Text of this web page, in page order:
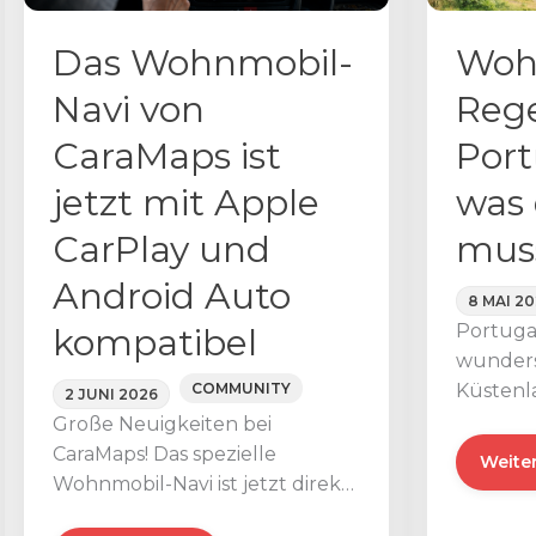
zu
und
Ozean
Das Wohnmobil-
Navi von
CaraMaps ist
jetzt mit Apple
CarPlay und
Android Auto
kompatibel
2 JUNI 2026 COMMUNITY
Große Neuigkeiten bei
CaraMaps! Das spezielle
Wohnmobil-Navi ist jetzt direkt
was
8 MAI